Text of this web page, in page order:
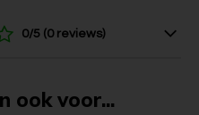
0/5 (0 reviews)
ook voor...